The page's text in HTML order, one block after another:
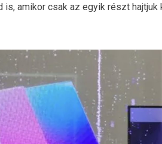
amikor csak az egyik részt hajtjuk